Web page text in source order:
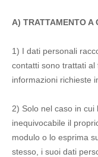
A) TRATTAMENTO A
1) I dati personali
contatti sono trattati
informazioni richieste
2) Solo nel caso in cui
inequivocabile il
modulo o lo esprima
stesso, i suoi dati